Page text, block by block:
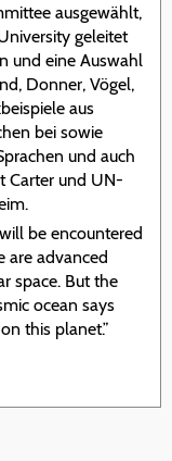
ausgewählt,
geleitet
und eine Auswahl
Donner, Vögel,
aus
bei sowie
und auch
Carter und UN-
be encountered
are advanced
space. But the
ocean says
this planet.”